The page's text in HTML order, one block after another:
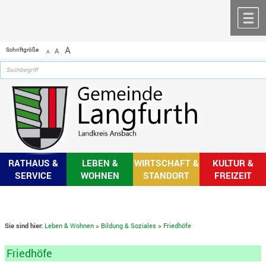
Schriftgröße A A A
RATHAUS &
SERVICE
LEBEN &
WOHNEN
WIRTSCHAFT &
STANDORT
KULTUR &
FREIZEIT
Sie sind hier: Leben & Wohnen > Bildung & Soziales > Friedhöfe
Friedhöfe